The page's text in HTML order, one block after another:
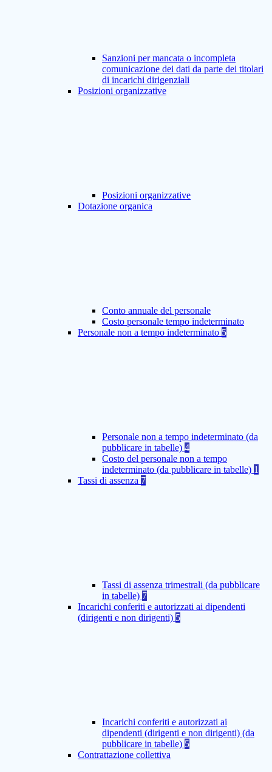
Sanzioni per mancata o incompleta
comunicazione dei dati da parte dei titolari
di incarichi dirigenziali
Posizioni organizzative
Posizioni organizzative
Dotazione organica
Conto annuale del personale
Costo personale tempo indeterminato
Personale non a tempo indeterminato 5
Personale non a tempo indeterminato (da
pubblicare in tabelle) 4
Costo del personale non a tempo
indeterminato (da pubblicare in tabelle) 1
Tassi di assenza 7
Tassi di assenza trimestrali (da pubblicare
in tabelle) 7
Incarichi conferiti e autorizzati ai dipendenti
(dirigenti e non dirigenti) 5
Incarichi conferiti e autorizzati ai
dipendenti (dirigenti e non dirigenti) (da
pubblicare in tabelle) 5
Contrattazione collettiva